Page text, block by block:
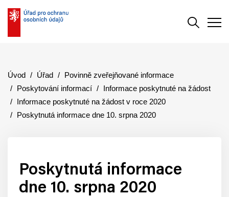
Úvod Úřad
Povinně zveřejňované informace
Poskytování informací
Informace poskytnuté na žádost
Informace poskytnuté na žádost v roce 2020
Poskytnutá informace dne 10. srpna 2020
Poskytnutá informace
dne 10. srpna 2020